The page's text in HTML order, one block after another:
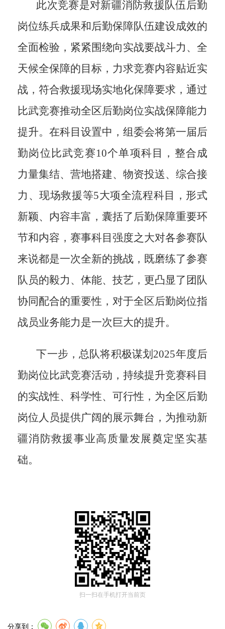
此次竞赛是对新疆消防救援队伍后勤
岗位练兵成果和后勤保障队伍建设成效的
全面检验，紧紧围绕向实战要战斗力、全
天候全保障的目标，力求竞赛内容贴近实
战，符合救援现场实地化保障要求，通过
比武竞赛推动全区后勤岗位实战保障能力
提升。在科目设置中，组委会将第一届后
勤岗位比武竞赛10个单项科目，整合成
力量集结、营地搭建、物资投送、综合接
力、现场救援等5大项全流程科目，形式
新颖、内容丰富，囊括了后勤保障重要环
节和内容，赛事科目强度之大对各参赛队
来说都是一次全新的挑战，既磨练了参赛
队员的毅力、体能、技艺，更凸显了团队
协同配合的重要性，对于全区后勤岗位指
战员业务能力是一次巨大的提升。
下一步，总队将积极谋划 2025年度后
勤岗位比武竞赛活动，持续提升竞赛科目
的实战性、科学性、可行性，为全区后勤
岗位人员提供广阔的展示舞台，为推动新
疆消防救援事业高质量发展奠定坚实基
础。
扫一扫在手机打开当前页
分享到：